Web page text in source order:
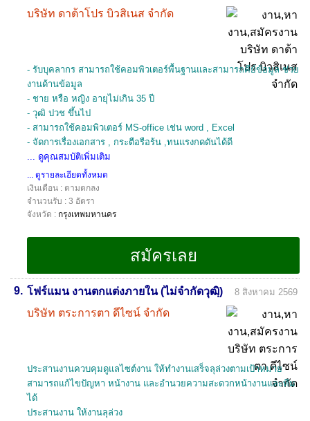
บริษัท ดาต้าโปร บิวสิเนส จำกัด
- รับบุคลากร สามารถใช้คอมพิวเตอร์พื้นฐานและสามารถคีย์ข้อมูล ช่วย
งานด้านข้อมูล
- ชาย หรือ หญิง อายุไม่เกิน 35 ปี
- วุฒิ ปวช ขึ้นไป
- สามารถใช้คอมพิวเตอร์ MS-office เช่น word , Excel
- จัดการเรื่องเอกสาร , กระตือรือร้น ,ทนแรงกดดันได้ดี
... ดูคุณสมบัติเพิ่มเติม
... ดูรายละเอียดทั้งหมด
เงินเดือน : ตามตกลง
จำนวนรับ : 3 อัตรา
จังหวัด : กรุงเทพมหานคร
9. โฟร์แมน งานตกแต่งภายใน (ไม่จำกัดวุฒฺิ)
บริษัท ตระการตา ดีไซน์ จำกัด
8 สิงหาคม 2569
ประสานงานควบคุมดูแลไซต์งาน ให้ทำงานเสร็จลุล่วงตามเป้าหมาย
สามารถแก้ไขปัญหา หน้างาน และอำนวยความสะดวกหน้างานและทีม
ได้
ประสานงาน ให้งานลุล่วง